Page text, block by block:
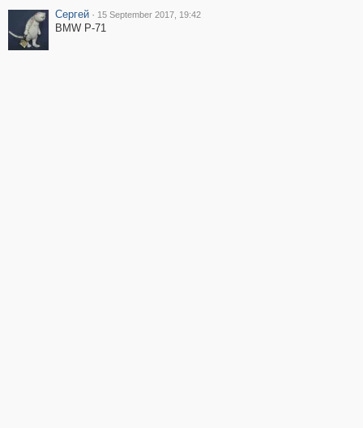
Сергей · 15 September 2017, 19:42
BMW Р-71